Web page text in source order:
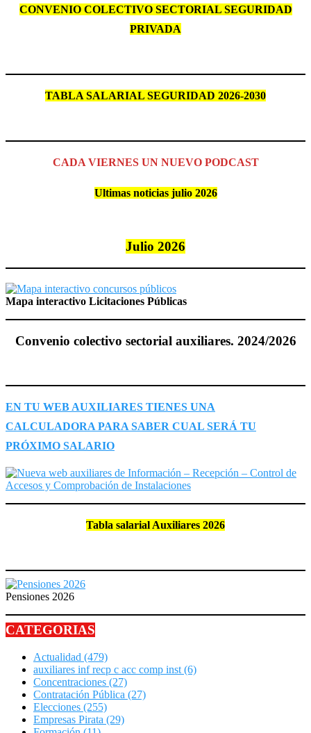
CONVENIO COLECTIVO SECTORIAL SEGURIDAD
PRIVADA
TABLA SALARIAL SEGURIDAD 2026-2030
CADA VIERNES UN NUEVO PODCAST
Ultimas noticias julio 2026
Julio 2026
Mapa interactivo Licitaciones Públicas
Convenio colectivo sectorial auxiliares. 2024/2026
EN TU WEB AUXILIARES TIENES UNA
CALCULADORA PARA SABER CUAL SERÁ TU
PRÓXIMO SALARIO
Tabla salarial Auxiliares 2026
Pensiones 2026
CATEGORIAS
Actualidad (479)
auxiliares inf recp c acc comp inst (6)
Concentraciones (27)
Contratación Pública (27)
Elecciones (255)
Empresas Pirata (29)